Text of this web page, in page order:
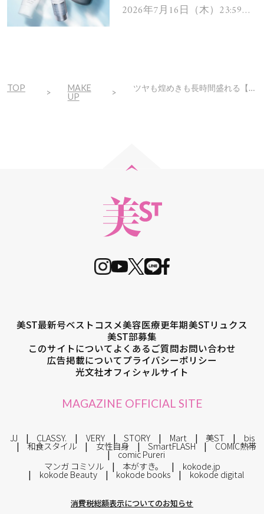
ムを13名様にプレゼン
2026年7月16日（木）23:59ま
TOP
MAKE
UP
ツヤも煌めきも長時間盛れる【マキアージュ】の限定グロスが優秀すぎた
美ST最新号ベストコスメ美容医療更年期美STリュクス
美ST部募集
このサイトについてよくあるご質問お問い合わせ
広告掲載についてプライバシーポリシー
光文社オフィシャルサイト
MAGAZINE OFFICIAL SITE
JJ CLASSY. VERY STORY Mart 美ST bis
和食スタイル 女性自身 SmartFLASH COMIC熱帯
comic Pureri
マンガ コミソル
本がすき。 kokode.jp
kokode Beauty kokode books kokode digital
消費税総額表示についてのお知らせ